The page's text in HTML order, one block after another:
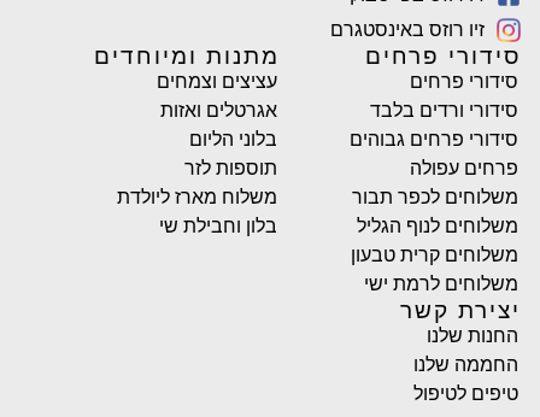
זיו רוזס באינסטגרם
סידורי פרחים
סידורי פרחים
סידורי ורדים בלבד
סידורי פרחים גבוהים
פרחים עפולה
משלוחים לכפר תבור
משלוחים לנוף הגליל
משלוחים קרית טבעון
משלוחים לרמת ישי
מתנות ומיוחדים
עציצים וצמחים
אגרטלים ואזות
בלוני הליום
תוספות לזר
משלוח מארז ליולדת
בלון וחבילת שי
יצירת קשר
החנות שלנו
החממה שלנו
טיפים לטיפול